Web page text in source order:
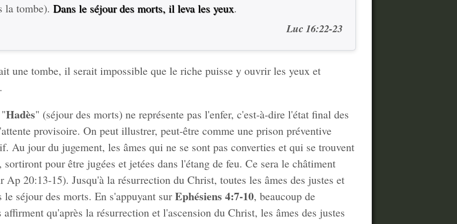
la tombe). Dans le séjour des morts, il leva les yeux.
Luc 16:22-23
une tombe, il serait impossible que le riche puisse y ouvrir les yeux et
Hadès" (séjour des morts) ne représente pas l'enfer, c'est-à-dire l'état final des
provisoire. On peut illustrer, peut-être comme une prison préventive
Au jour du jugement, les âmes qui ne se sont pas converties et qui se trouvent
pour être jugées et jetées dans l'étang de feu. Ce sera le châtiment
20:13-15). Jusqu'à la résurrection du Christ, toutes les âmes des justes et
séjour des morts. En s'appuyant surEphésiens 4:7-10, beaucoup de
qu'après la résurrection et l'ascension du Christ, les âmes des justes